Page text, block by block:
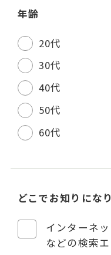
年齢
20代
30代
40代
50代
60代
どこでお知りにな
インターネ
などの検索エ